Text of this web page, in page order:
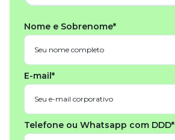
Nome e Sobrenome*
E-mail*
Telefone ou Whatsapp com DDD*